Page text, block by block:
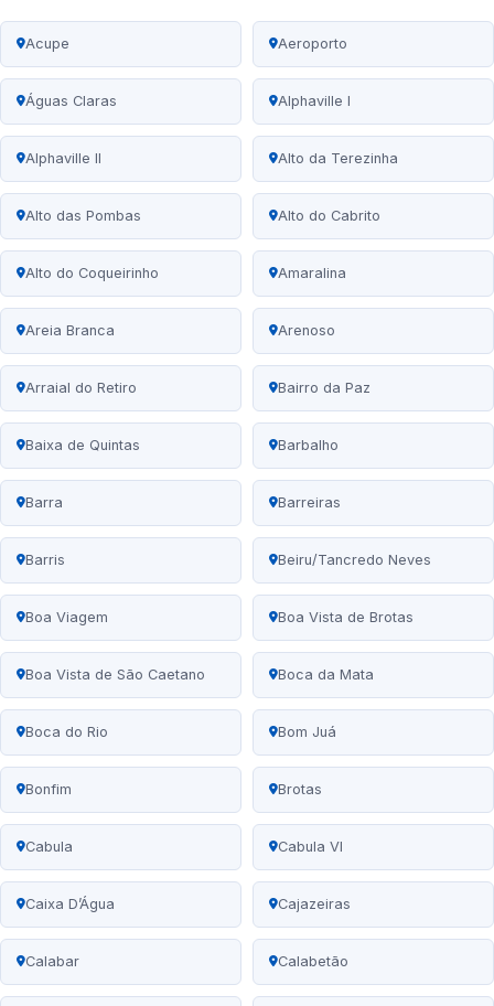
Acupe Aeroporto
Águas Claras Alphaville I
Alphaville II Alto da Terezinha
Alto das Pombas Alto do Cabrito
Alto do Coqueirinho Amaralina
Areia Branca Arenoso
Arraial do Retiro Bairro da Paz
Baixa de Quintas Barbalho
Barra Barreiras
Barris Beiru/Tancredo Neves
Boa Viagem Boa Vista de Brotas
Boa Vista de São Caetano Boca da Mata
Boca do Rio Bom Juá
Bonfim Brotas
Cabula Cabula VI
Caixa D’Água Cajazeiras
Calabar Calabetão